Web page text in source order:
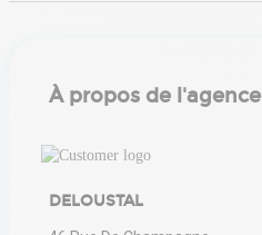
À propos de l'agence
DELOUSTAL